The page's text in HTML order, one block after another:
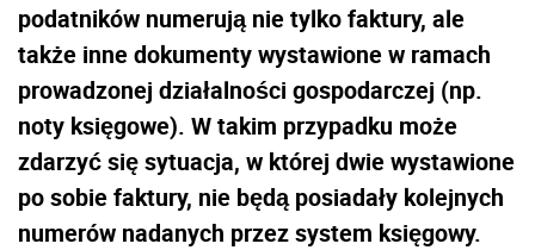
podatników numerują nie tylko faktury, ale
także inne dokumenty wystawione w ramach
prowadzonej działalności gospodarczej (np.
noty księgowe). W takim przypadku może
zdarzyć się sytuacja, w której dwie wystawione
po sobie faktury, nie będą posiadały kolejnych
numerów nadanych przez system księgowy.